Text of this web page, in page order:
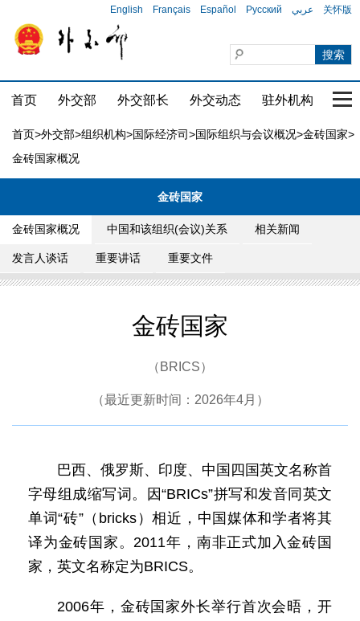
English Français Español Русский عربي 关怀版
首页 外交部 外交部长 外交动态 驻外机构 国
首页>外交部>组织机构>国际经济司>国际组织与会议概况>金砖国家>
金砖国家概况
金砖国家
金砖国家概况 中国和该组织(会议)关系 相关新闻
发言人谈话 重要讲话 重要文件
金砖国家
（BRICS）
（最近更新时间：2026年4月）
巴西、俄罗斯、印度、中国四国英文名称首
字母组成缩写词。因“BRICs”拼写和发音同英文
单词“砖”（bricks）相近，中国媒体和学者将其
译为金砖国家。2011年，南非正式加入金砖国
家，英文名称定为BRICS。
2006年，金砖国家外长举行首次会晤，开